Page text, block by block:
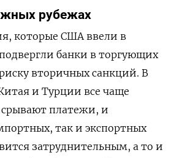
рубежах
которые США ввели в
банки в торгующих
вторичных санкций. В
и Турции все чаще
платежи, и
так и экспортных
затруднительным, а то и